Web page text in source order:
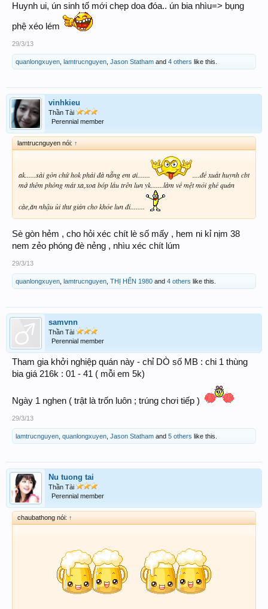
Huynh ui, ún sinh tố mới chẹp doa đóa.. ún bia nhìu=> bụng
phệ xéo lém
29/3/13
quanlongxuyen lamtrucnguyen Jason Statham and 4 others like this.
vinhkieu
Thần Tài
Perennial member
lamtrucnguyen nói: ↑
ak......sài gòn chứ hok phải đà nẵng em ơi.......
....đề xuất huynh cbt
mở thêm phòng mát xa,xoa bóp lầu trên lun yk.......làm về mệt mỏi ghé quán
càe,ăn nhậu ùi thư giản cho khỏe lun đi........
Sè gòn hẻm , cho hỏi xéc chít lè số mấy , hem ni kỉ nịm 38
nem zẻo phóng đè nẻng , nhìu xéc chít lúm
29/3/13
quanlongxuyen lamtrucnguyen THỊ HẾN 1980 and 4 others like this.
samvnn
Thần Tài
Perennial member
Tham gia khởi nghiệp quán này - chỉ DÒ số MB : chi 1 thùng
bia giá 216k : 01 - 41 ( mỗi em 5k)
Ngày 1 nghen ( trật là trốn luôn ; trúng chơi tiếp )
29/3/13
lamtrucnguyen quanlongxuyen Jason Statham and 5 others like this.
Nu tuong tai
Thần Tài
Perennial member
chaubathong nói: ↑